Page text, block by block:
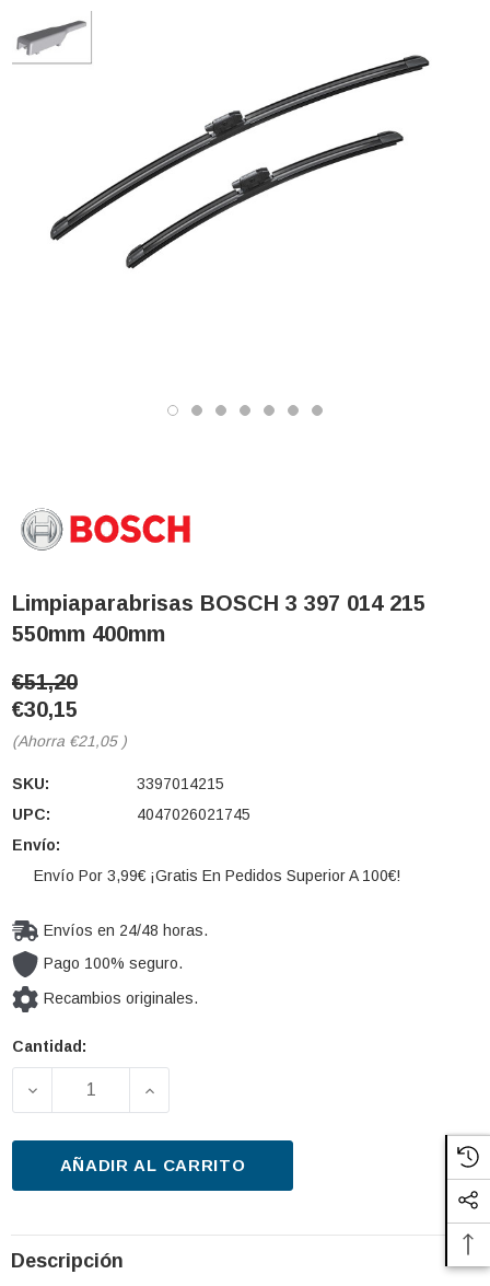
Limpiaparabrisas BOSCH 3 397 014 215
550mm 400mm
€51,20
€30,15
(Ahorra €21,05 )
SKU:
3397014215
UPC:
4047026021745
Envío:
Envío Por 3,99€ ¡Gratis En Pedidos Superior A 100€!
Envíos en 24/48 horas.
Pago 100% seguro.
Recambios originales.
Cantidad
Cantidad:
DISMINUIR LA CANTIDAD DE LIMPIAPARABRISAS
AUMENTAR LA CANTIDAD DE
AÑADIR AL CARRITO
Descripción